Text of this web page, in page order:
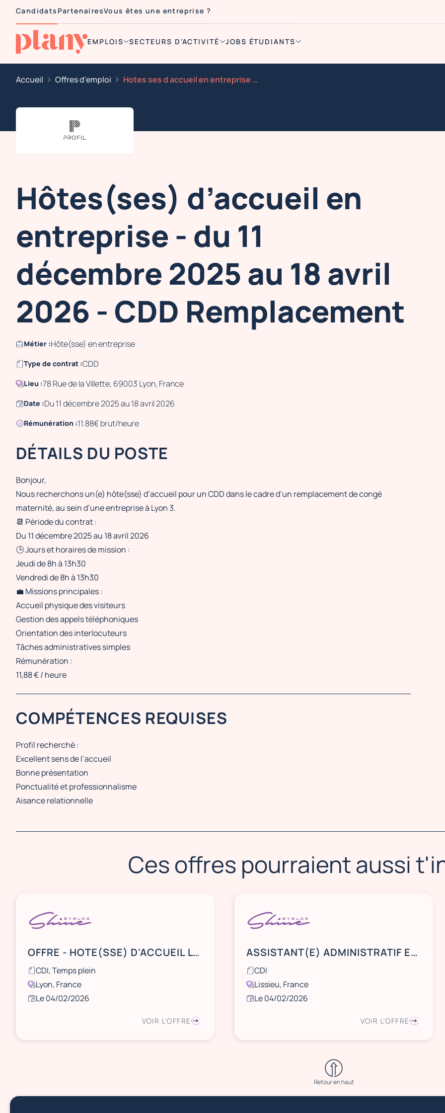
Candidats PartenairesVous êtes une entreprise ?
EMPLOIS SECTEURS D'ACTIVITÉ JOBS ÉTUDIANTS
Accueil Offres d'emploi Hotes ses d accueil en entreprise du 11 decembre 2025
Hôtes(ses) d’accueil en
entreprise - du 11
décembre 2025 au 18 avril
2026 - CDD Remplacement
Métier :Hôte(sse) en entreprise
Type de contrat :CDD
Lieu :78 Rue de la Villette, 69003 Lyon, France
Date :Du 11 décembre 2025 au 18 avril 2026
Rémunération :11.88€ brut/heure
DÉTAILS DU POSTE
Bonjour,
Nous recherchons un(e) hôte(sse) d’accueil pour un CDD dans le cadre d’un remplacement de congé
maternité, au sein d’une entreprise à Lyon 3.
📆 Période du contrat :
Du 11 décembre 2025 au 18 avril 2026
🕒 Jours et horaires de mission :
Jeudi de 8h à 13h30
Vendredi de 8h à 13h30
💼 Missions principales :
Accueil physique des visiteurs
Gestion des appels téléphoniques
Orientation des interlocuteurs
Tâches administratives simples
Rémunération :
11,88 € / heure
COMPÉTENCES REQUISES
Profil recherché :
Excellent sens de l’accueil
Bonne présentation
Ponctualité et professionnalisme
Aisance relationnelle
Ces offres pourraient aussi
OFFRE - HOTE(SSE) D'ACCUEIL LYON
CDI, Temps plein
Lyon, France
Le 04/02/2026
VOIR L'OFFRE
ASSISTANT(E) ADMINISTRATIF ET STANDARDISTE - CDI
CDI
Lissieu, France
Le 04/02/2026
VOIR L'OFFRE
Retour en haut